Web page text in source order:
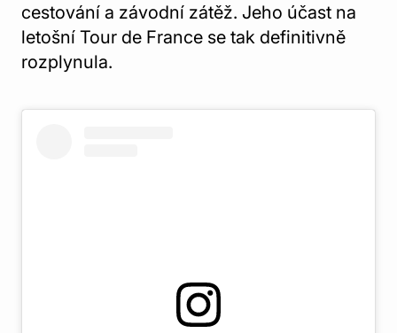
cestování a závodní zátěž. Jeho účast na
letošní Tour de France se tak definitivně
rozplynula.